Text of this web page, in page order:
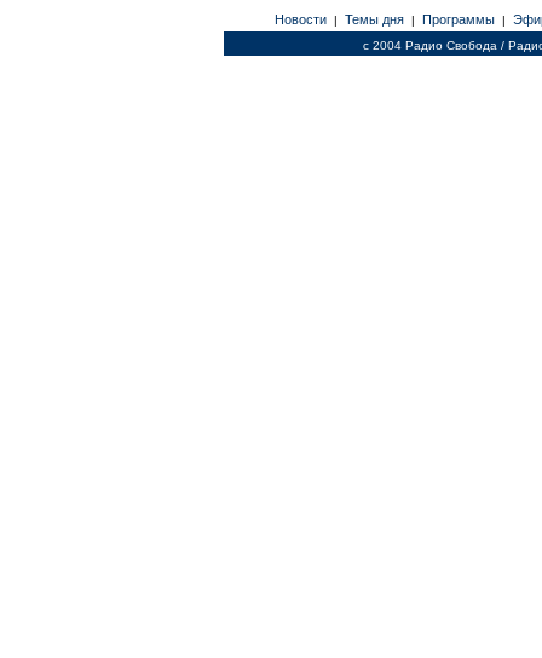
Новости | Темы дня | Программы |
c 2004 Радио Свобода /